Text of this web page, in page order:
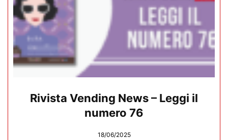
Rivista Vending News – Leggi il
numero 76
18/06/2025